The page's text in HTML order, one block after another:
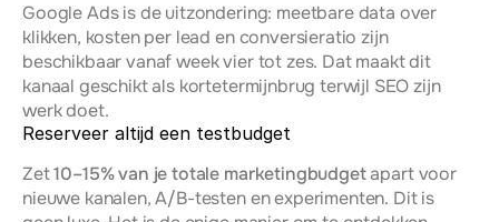
Google Ads is de uitzondering: meetbare data over
klikken, kosten per lead en conversieratio zijn
beschikbaar vanaf week vier tot zes. Dat maakt dit
kanaal geschikt als kortetermijnbrug terwijl SEO zijn
werk doet.
Reserveer altijd een testbudget
Zet 10–15% van je totale marketingbudget apart voor
nieuwe kanalen, A/B-testen en experimenten. Dit is